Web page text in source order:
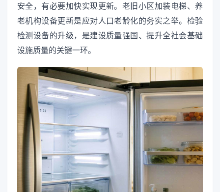
安全，有必要加快实现更新。老旧小区加装电梯、养
老机构设备更新是应对人口老龄化的务实之举。检验
检测设备的升级，是建设质量强国、提升全社会基础
设施质量的关键一环。